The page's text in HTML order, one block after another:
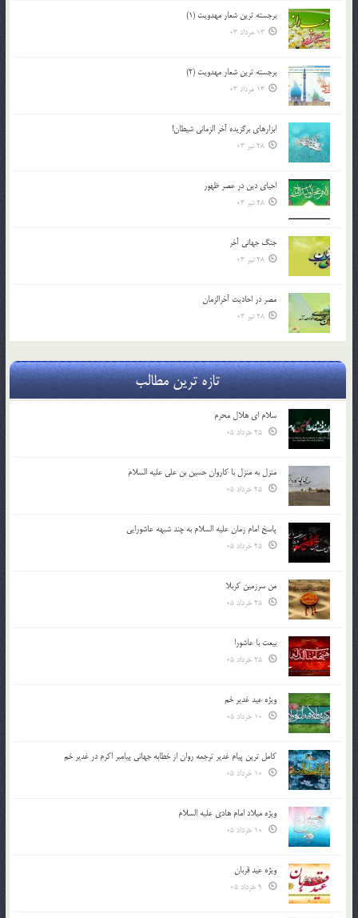
برجسته ترين شعار مهدويت (1)
13 مرداد 03
برجسته ترين شعار مهدويت (2)
13 مرداد 03
ابزارهاي برگزيده آخر الزماني شيطان!
28 تیر 03
احياي دين در عصر ظهور
28 تیر 03
جنگ جهاني آخر
28 تیر 03
مصر در احادیث آخرالزمان
28 تیر 03
تازه ترین مطالب
سلام ای هلال محرم
منزل به منزل با کاروان حسین بن علی علیه السلام
پاسخ امام زمان علیه السلام به چند شبهه عاشورایی
من سرزمین کربلا
بیعت با عاشورا
ویژه عید غدیر خم
کامل ترین پیام غدیر ترجمه روان از خطابه جهانی پیامبر اکرم در غدیر خم
ویژه میلاد امام هادی علیه السلام
ویژه عید قربان